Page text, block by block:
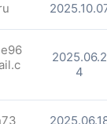
2025.06.2
4